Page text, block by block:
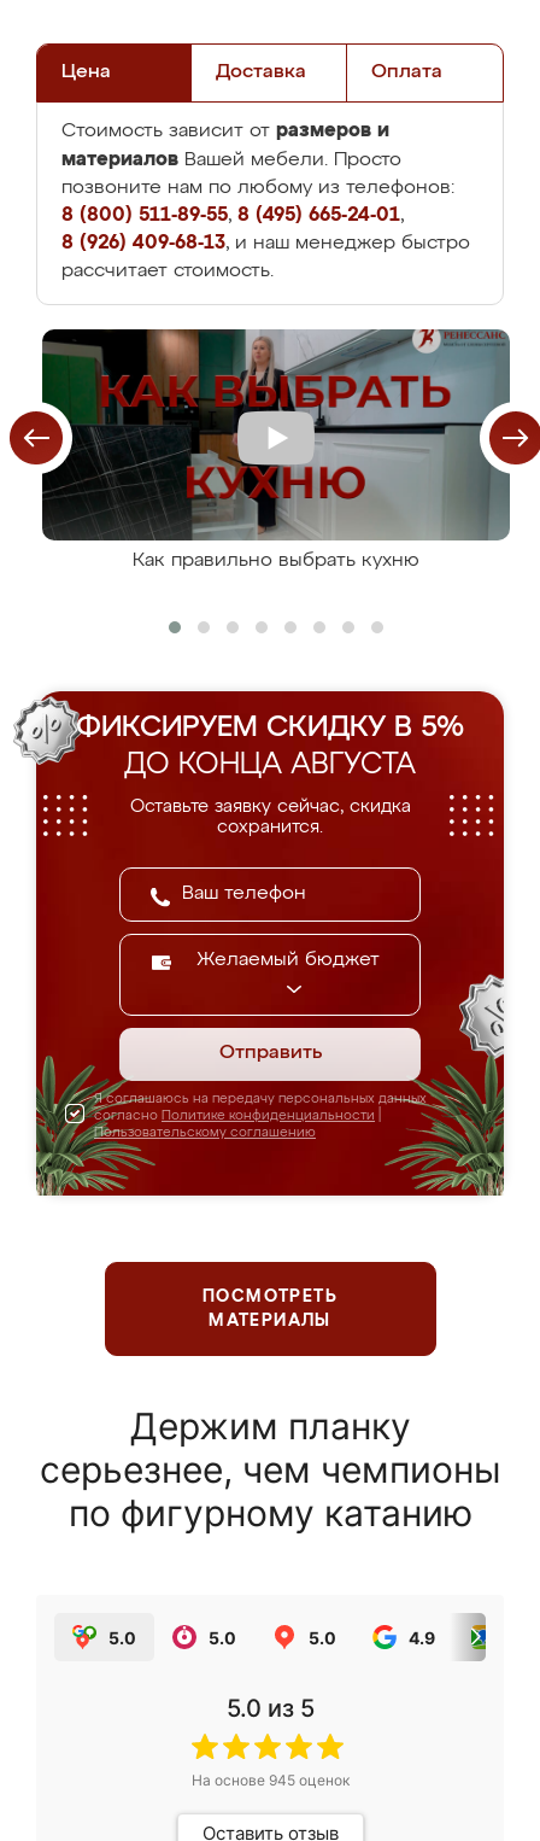
Цена Доставка Оплата
Стоимость зависит от размеров и
материалов Вашей мебели. Просто
позвоните нам по любому из телефонов:
8 (800) 511-89-55, 8 (495) 665-24-01,
8 (926) 409-68-13, и наш менеджер быстро
рассчитает стоимость.
Как правильно выбрать кухню
ФИКСИРУЕМ СКИДКУ В 5%
ДО КОНЦА АВГУСТА
Оставьте заявку сейчас, скидка
сохранится.
Желаемый бюджет
Отправить
Я соглашаюсь на передачу персональных данных
согласно Политике конфиденциальности
Пользовательскому соглашению
ПОСМОТРЕТЬ
МАТЕРИАЛЫ
Держим планку
серьезнее, чем чемпионы
по фигурному катанию
5.0 5.0 5.0 4.9
5.0 из 5
На основе 945оценок
Оставить отзыв